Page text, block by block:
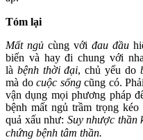
Tóm lại
Mất ngủ cùng với đau đầu
biến và hay đi chung với
là bệnh thời đại, chủ yếu do
mà docuộc sốngcũng có.
vận dụng mọi phương pháp
bệnh mất ngủ trầm trọng
quả xấu như: Suy nhược thần
chứng bệnh tâm thần.